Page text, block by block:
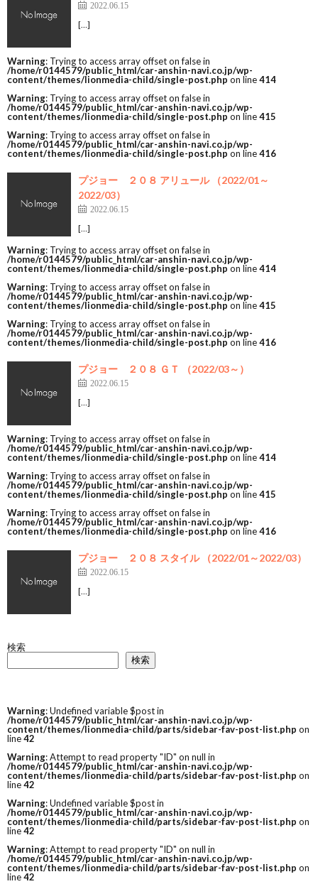
2022.06.15
[…]
Warning: Trying to access array offset on false in
/home/r0144579/public_html/car-anshin-navi.co.jp/wp-
content/themes/lionmedia-child/single-post.php on line414
Warning: Trying to access array offset on false in
/home/r0144579/public_html/car-anshin-navi.co.jp/wp-
content/themes/lionmedia-child/single-post.php on line415
Warning: Trying to access array offset on false in
/home/r0144579/public_html/car-anshin-navi.co.jp/wp-
content/themes/lionmedia-child/single-post.php on line416
プジョー ２０８ アリュール （2022/01～
2022/03）
2022.06.15
[…]
Warning: Trying to access array offset on false in
/home/r0144579/public_html/car-anshin-navi.co.jp/wp-
content/themes/lionmedia-child/single-post.php on line414
Warning: Trying to access array offset on false in
/home/r0144579/public_html/car-anshin-navi.co.jp/wp-
content/themes/lionmedia-child/single-post.php on line415
Warning: Trying to access array offset on false in
/home/r0144579/public_html/car-anshin-navi.co.jp/wp-
content/themes/lionmedia-child/single-post.php on line416
プジョー ２０８ ＧＴ （2022/03～）
2022.06.15
[…]
Warning: Trying to access array offset on false in
/home/r0144579/public_html/car-anshin-navi.co.jp/wp-
content/themes/lionmedia-child/single-post.php on line414
Warning: Trying to access array offset on false in
/home/r0144579/public_html/car-anshin-navi.co.jp/wp-
content/themes/lionmedia-child/single-post.php on line415
Warning: Trying to access array offset on false in
/home/r0144579/public_html/car-anshin-navi.co.jp/wp-
content/themes/lionmedia-child/single-post.php on line416
プジョー ２０８ スタイル （2022/01～2022/03）
2022.06.15
[…]
検索
検索
Warning: Undefined variable $post in
/home/r0144579/public_html/car-anshin-navi.co.jp/wp-
content/themes/lionmedia-child/parts/sidebar-fav-post-list.php on
line42
Warning: Attempt to read property "ID" on null in
/home/r0144579/public_html/car-anshin-navi.co.jp/wp-
content/themes/lionmedia-child/parts/sidebar-fav-post-list.php on
line42
Warning: Undefined variable $post in
/home/r0144579/public_html/car-anshin-navi.co.jp/wp-
content/themes/lionmedia-child/parts/sidebar-fav-post-list.php on
line42
Warning: Attempt to read property "ID" on null in
/home/r0144579/public_html/car-anshin-navi.co.jp/wp-
content/themes/lionmedia-child/parts/sidebar-fav-post-list.php on
line42